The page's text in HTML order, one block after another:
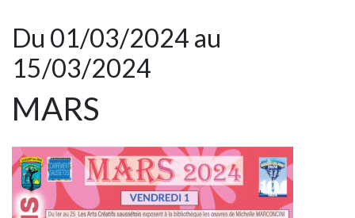
Du 01/03/2024 au
15/03/2024
MARS